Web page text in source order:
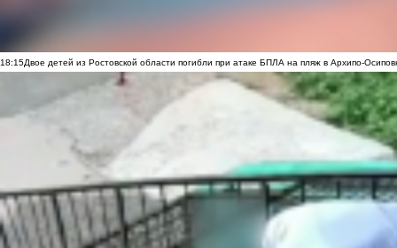
18:15Двое детей из Ростовской области погибли при атаке БПЛА на пляж в Архипо-